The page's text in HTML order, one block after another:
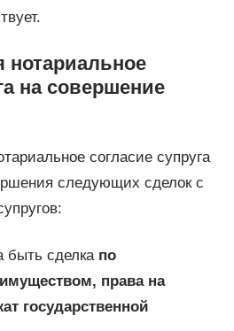
нотариальное
на совершение
согласие супруга
следующих сделок с
быть сделка по
права на
государственной